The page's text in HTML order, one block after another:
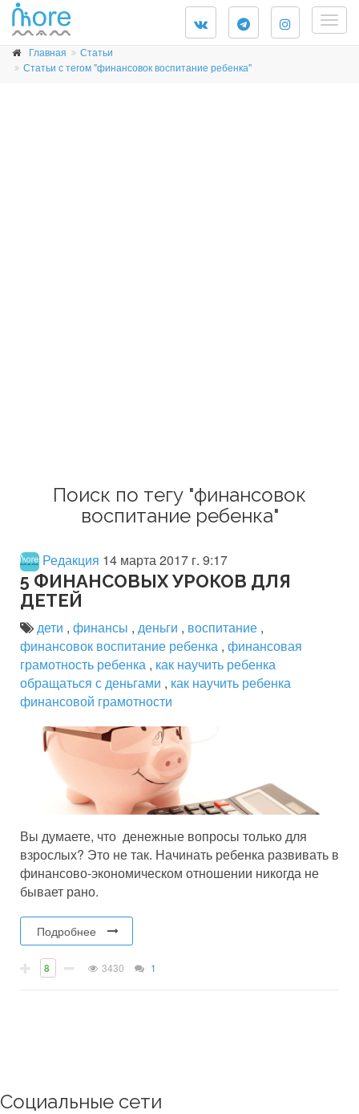
Главная
Статьи
Статьи с тегом "финансовок воспитание ребенка"
Поиск по тегу "финансовок
воспитание ребенка"
Редакция 14 марта 2017 г. 9:17
5 ФИНАНСОВЫХ УРОКОВ ДЛЯ
ДЕТЕЙ
дети , финансы , деньги , воспитание ,
финансовок воспитание ребенка , финансовая
грамотность ребенка , как научить ребенка
обращаться с деньгами , как научить ребенка
финансовой грамотности
Вы думаете, что денежные вопросы только для
взрослых? Это не так. Начинать ребенка развивать в
финансово-экономическом отношении никогда не
бывает рано.
Подробнее
8 3430 1
Социальные сети